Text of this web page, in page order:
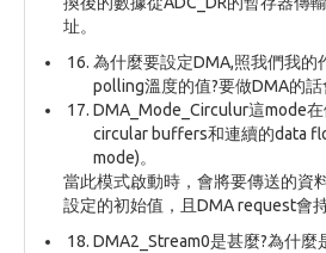
址。
為什麼要設定DMA,照我們我的
polling溫度的值?要做DMA的
DMA_Mode_Circulur這mode
circular buffers和連續的data
mode)。
當此模式啟動時，會將要傳送的資
設定的初始值，且DMA request會持
DMA2_Stream0是甚麼?為什麼